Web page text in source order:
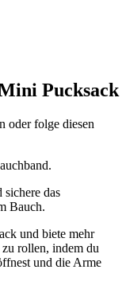
Pucksack
oder folge diesen
das
Bauch.
und biete mehr
rollen, indem du
und die Arme